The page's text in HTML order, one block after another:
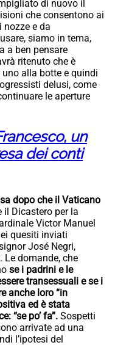
di nuovo il
che consentono ai
e da
siamo in tema,
a ben pensare
ritenuto che è
alla botte e quindi
delusi, come
le aperture
un
dei conti
dopo che il Vaticano
il Dicastero per la
Victor Manuel
quesiti inviati
José Negri,
Le domande, che
se i padrini e le
transessuali e se i
anche loro “in
ed è stata
“se po’ fa”. Sospetti
arrivate ad una
l’ipotesi del